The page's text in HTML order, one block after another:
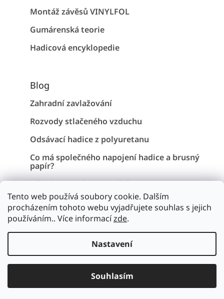
Tento web používá soubory cookie. Dalším
procházením tohoto webu vyjadřujete souhlas s jejich
používáním.. Více informacízde.
Nastavení
Souhlasím
Montáž závěsů VINYLFOL
Gumárenská teorie
Hadicová encyklopedie
Blog
Zahradní zavlažování
Rozvody stlačeného vzduchu
Odsávací hadice z polyuretanu
Co má společného napojení hadice a brusný
papír?
Záhadu Stonehenge vyřešena !
Copyright 2026Hadice a pryž. Všechna práva vyhrazena.
Upravit nastavení cookies